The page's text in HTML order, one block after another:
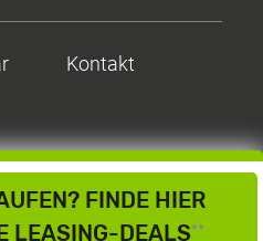
FINDE HIER
LEASING-DEALS**
Kontakt